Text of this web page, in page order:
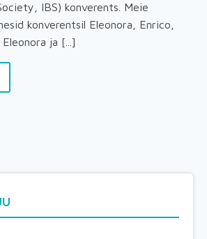
IBS) konverents. Meie
konverentsil Eleonora, Enrico,
ja [...]